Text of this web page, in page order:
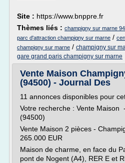
Site : https://www.bnppre.fr
Thèmes liés : champigny sur marne
parc d'attraction champigny sur marne /
champigny sur marne / champigny sur
gare grand paris champigny sur marne
Vente Maison
(94500) - Journal Des
11 annonces disponibles pour
Votre recherche : Vente Maison
(94500)
Vente Maison 2 pièces -
265.000 EUR
Maison de charme, en face du
pont de Nogent (A4), RER E et